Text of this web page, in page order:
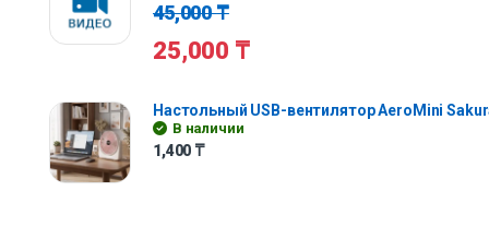
45,000₸
25,000 ₸
Настольный USB-вентилятор AeroMini
В наличии
1,400 ₸